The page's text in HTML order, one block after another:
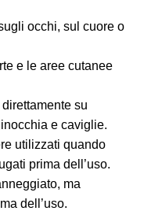
occhi, sul cuore o
e le aree cutanee
su
e caviglie.
utilizzati quando
prima dell’uso.
ma
dell’uso.